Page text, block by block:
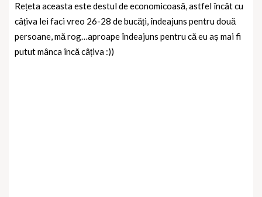
Rețeta aceasta este destul de economicoasă, astfel încât cu
câțiva lei faci vreo 26-28 de bucăți, îndeajuns pentru două
persoane, mă rog…aproape îndeajuns pentru că eu aș mai fi
putut mânca încă câțiva :))